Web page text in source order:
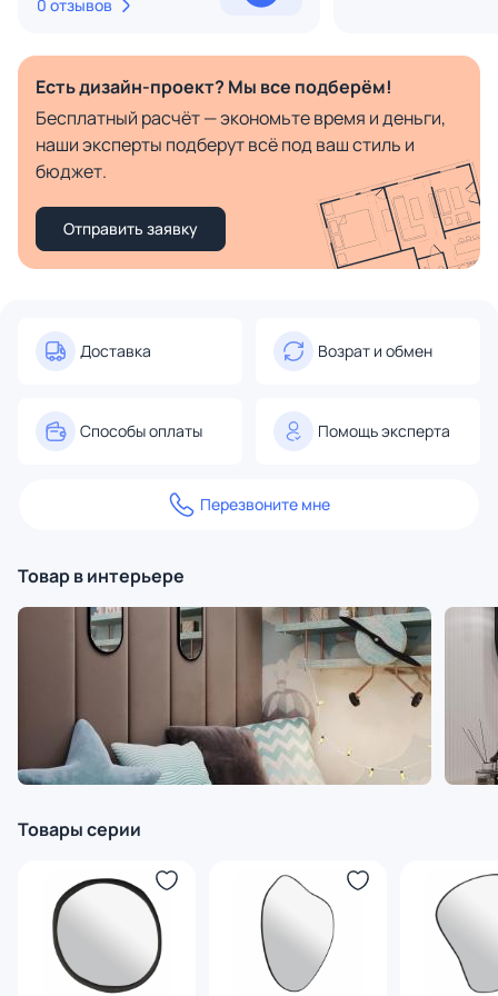
0 отзывов
Есть дизайн-проект? Мы все подберём!
Бесплатный расчёт — экономьте время и деньги,
наши эксперты подберут всё под ваш стиль и
бюджет.
Отправить заявку
Доставка Возрат и обмен
Способы оплаты Помощь эксперта
Перезвоните мне
Товар в интерьере
Товары серии